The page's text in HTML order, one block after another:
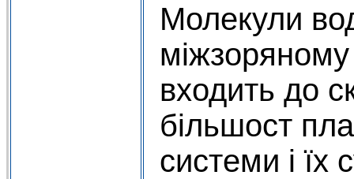
Молекули
входить до
більшост
системи і їх